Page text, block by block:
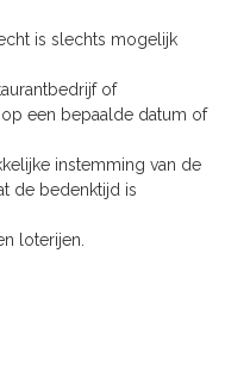
is slechts mogelijk
of
een bepaalde datum of
instemming van de
de bedenktijd is
loterijen.